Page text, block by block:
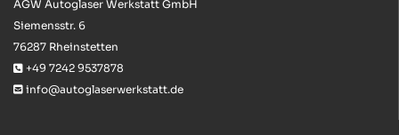
AGW Autoglaser Werkstatt GmbH
Siemensstr. 6
76287 Rheinstetten
 +49 7242 9537878
 info@autoglaserwerkstatt.de